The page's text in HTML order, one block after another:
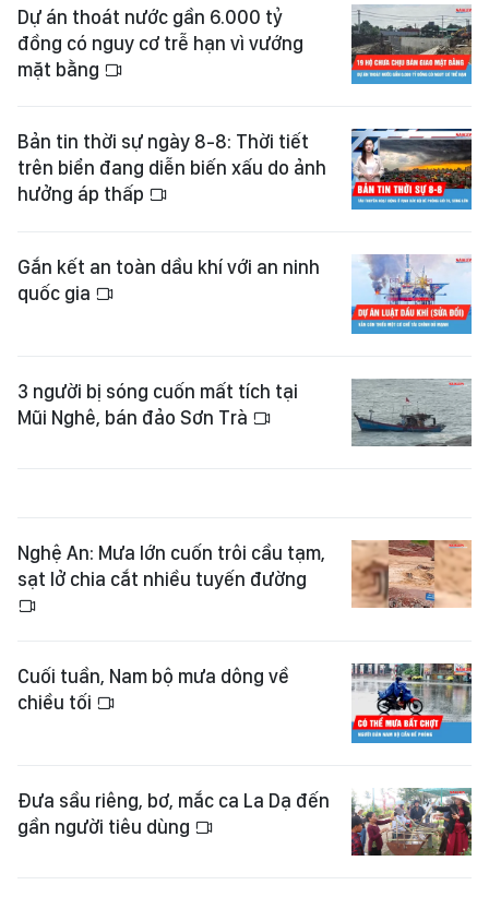
Dự án thoát nước gần 6.000 tỷ
đồng có nguy cơ trễ hạn vì vướng
mặt bằng
Bản tin thời sự ngày 8-8: Thời tiết
trên biển đang diễn biến xấu do ảnh
hưởng áp thấp
Gắn kết an toàn dầu khí với an ninh
quốc gia
3 người bị sóng cuốn mất tích tại
Mũi Nghê, bán đảo Sơn Trà
Nghệ An: Mưa lớn cuốn trôi cầu tạm,
sạt lở chia cắt nhiều tuyến đường
Cuối tuần, Nam bộ mưa dông về
chiều tối
Đưa sầu riêng, bơ, mắc ca La Dạ đến
gần người tiêu dùng